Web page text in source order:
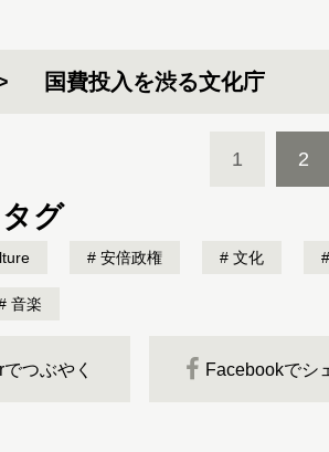
国費投入を渋る文化庁
1 2
グ
安倍政権 文化
音楽
つぶやく Facebookでシ